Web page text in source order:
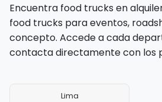
Encuentra food trucks en
food trucks para eventos,
concepto. Accede a cada
contacta directamente con los
Lima